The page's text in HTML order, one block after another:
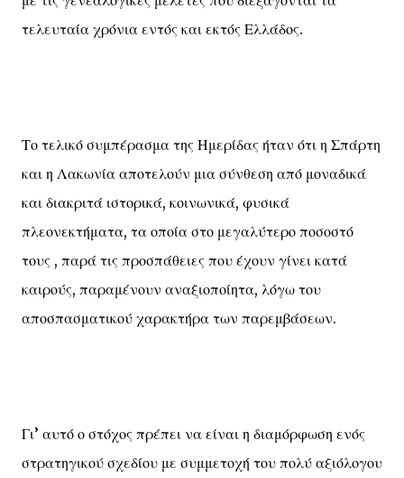
τελευταία χρόνια εντός και εκτός Ελλάδος.
Το τελικό συμπέρασμα της Ημερίδας ήταν ότι η Σπάρτη
και η Λακωνία αποτελούν μια σύνθεση από μοναδικά
και διακριτά ιστορικά, κοινωνικά, φυσικά
πλεονεκτήματα, τα οποία στο μεγαλύτερο ποσοστό
τους , παρά τις προσπάθειες που έχουν γίνει κατά
καιρούς, παραμένουν αναξιοποίητα, λόγω του
αποσπασματικού χαρακτήρα των παρεμβάσεων.
Γι’ αυτό ο στόχος πρέπει να είναι η διαμόρφωση ενός
στρατηγικού σχεδίου με συμμετοχή του πολύ αξιόλογου